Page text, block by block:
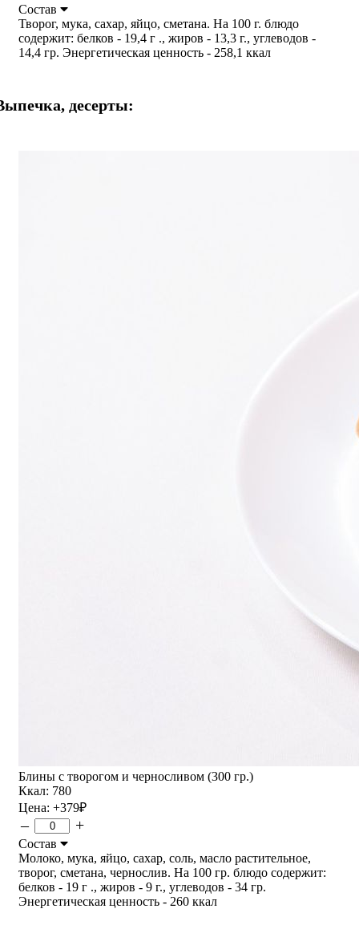
Состав
Творог, мука, сахар, яйцо, сметана. На 100 г. блюдо
содержит: белков - 19,4 г ., жиров - 13,3 г., углеводов -
14,4 гр. Энергетическая ценность - 258,1 ккал
десерты:
Блины с творогом и черносливом (300 гр.)
Ккал: 780
Цена: +379₽
– +
Состав
Молоко, мука, яйцо, сахар, соль, масло растительное,
творог, сметана, чернослив. На 100 гр. блюдо содержит:
белков - 19 г ., жиров - 9 г., углеводов - 34 гр.
Энергетическая ценность - 260 ккал